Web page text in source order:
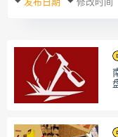
发布日期 修改时间